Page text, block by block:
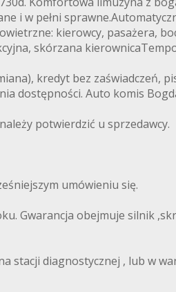
i w pełni
kierowcy, pasażera,
skórzana
kredyt bez zaświadczeń,
dostępności. Auto komis
potwierdzić u sprzedawcy.
umówieniu się.
Gwarancja obejmuje silnik
stacji diagnostycznej , lub w